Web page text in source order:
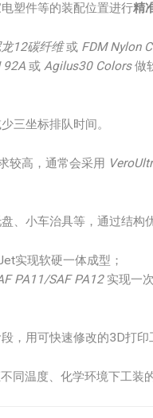
塑件等的装配位置进行精
12碳纤维或 FDM Nylon
92A 或 Agilus30 Colors做
三坐标排队时间。
较高，通常会采用
、小车治具等，通过结构
实现软硬一体成型；
PA11/SAF PA12实现一
，用可快速修改的3D打印
同温度、化学环境下工装